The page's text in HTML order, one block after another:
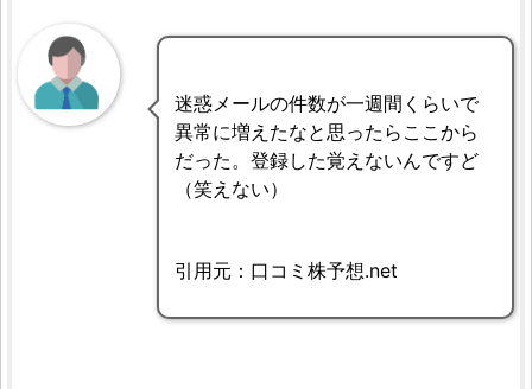
迷惑メールの件数が一週間くらいで
異常に増えたなと思ったらここから
だった。登録した覚えないんですど
（笑えない）
引用元：口コミ株予想.net